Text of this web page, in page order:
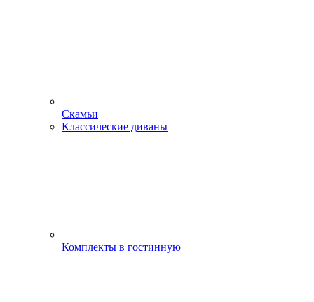
Скамьи
Классические диваны
Комплекты в гостинную